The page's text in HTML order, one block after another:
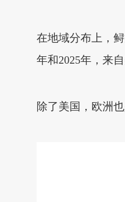
在地域分布上，
年和2025年，来
除了美国，欧洲